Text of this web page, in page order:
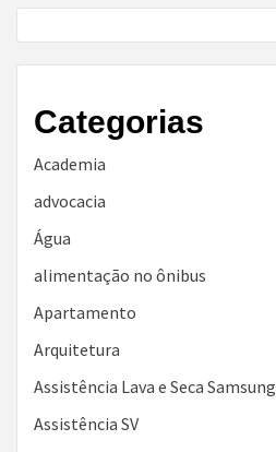
Categorias
Academia
advocacia
Água
alimentação no ônibus
Apartamento
Arquitetura
Assistência Lava e Seca Samsung
Assistência SV